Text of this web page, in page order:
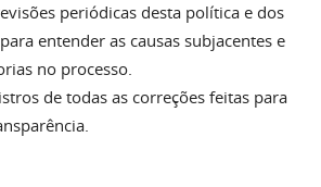
periódicas desta política e dos
entender as causas subjacentes e
no processo.
de todas as correções feitas para